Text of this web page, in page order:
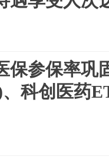
保参保率巩
科创医药